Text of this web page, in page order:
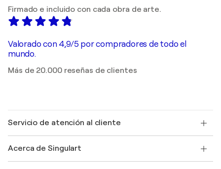
Firmado e incluido con cada obra de arte.
Valorado con 4,9/5 por compradores de todo el
mundo.
Más de 20.000 reseñas de clientes
Servicio de atención al cliente
Envío
Acerca de Singulart